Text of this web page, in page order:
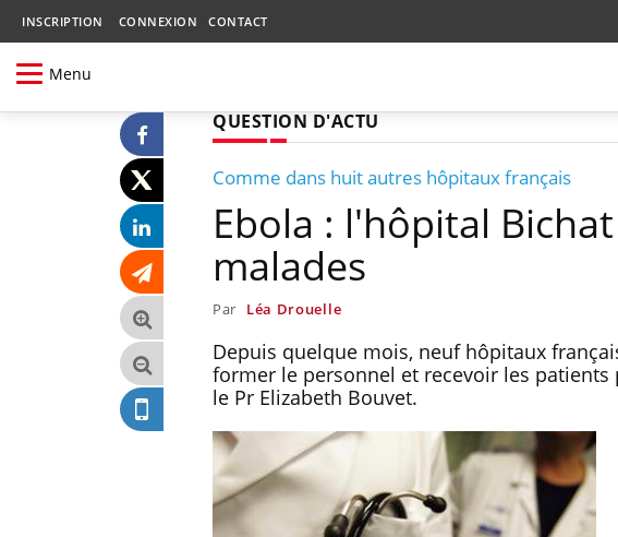
INSCRIPTION CONNEXION CONTACT
Menu
QUESTION D'ACTU
Comme dans huit autres hôpitaux français
Ebola : l'hôpital
malades
Par Léa Drouelle
Depuis quelque mois, neuf hôpitaux
former le personnel et recevoir les
le Pr Elizabeth Bouvet.